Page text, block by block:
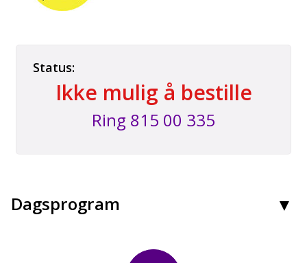
Status:
Ikke mulig å bestille
Ring 815 00 335
Dagsprogram